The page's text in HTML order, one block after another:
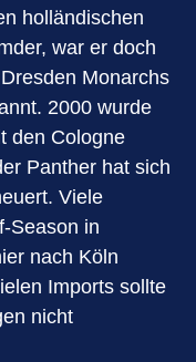
holländischen
war er doch
Monarchs
2000 wurde
den Cologne
Panther hat sich
Viele
Season in
nach Köln
Imports sollte
nicht